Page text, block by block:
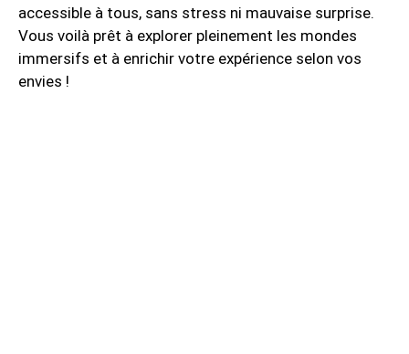
accessible à tous, sans stress ni mauvaise surprise.
Vous voilà prêt à explorer pleinement les mondes
immersifs et à enrichir votre expérience selon vos
envies !